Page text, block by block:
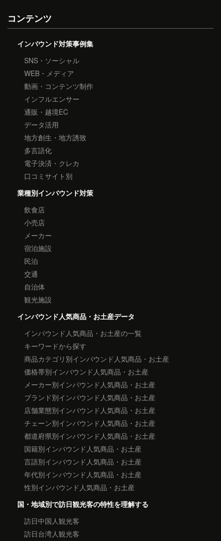
コンテンツ
インバウンド対策事例集
SNS・ソーシャル
WEB・メディア
動画・コンテンツ制作
インフルエンサー
通販・越境EC
データ活用
地方創生・地方誘致
多言語化
電子決済・クレカ
口コミサイト別
業種別インバウンド対策
飲食店
小売店
メーカー
宿泊施設
民泊
交通
自治体
観光施設
インバウンド人気商品・お土産データ
インバウンド人気商品・お土産の一覧
キーワードから探す
商品カテゴリ別インバウンド人気商品・お土産
価格帯別インバウンド人気商品・お土産
メーカー別インバウンド人気商品・お土産
ブランド別インバウンド人気商品・お土産
店舗業態別インバウンド人気商品・お土産
チェーン別インバウンド人気商品・お土産
都道府県別インバウンド人気商品・お土産
国籍別インバウンド人気商品・お土産
言語別インバウンド人気商品・お土産
年代別インバウンド人気商品・お土産
性別インバウンド人気商品・お土産
国・地域別で訪日観光客の特性を理解する
訪日中国人観光客
訪日台湾人観光客